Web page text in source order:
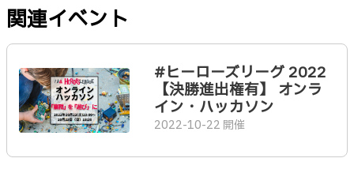
関連イベント
#ヒーローズリーグ 2022
【決勝進出権有】 オンラ
イン・ハッカソン
2022-10-22 開催